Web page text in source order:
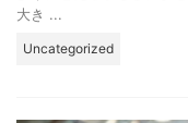
大き ...
Uncategorized